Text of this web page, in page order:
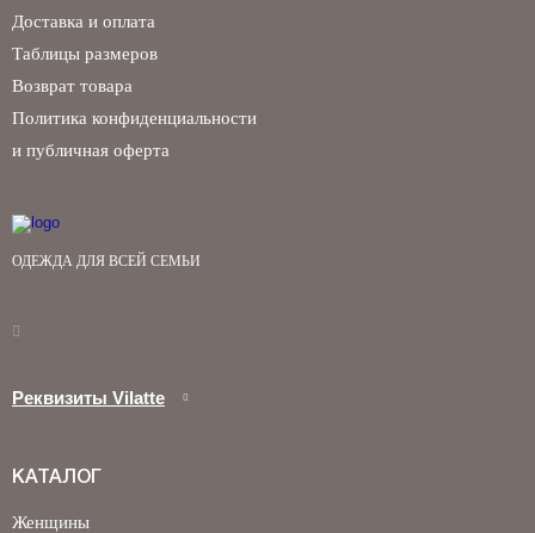
ОДЕЖДА ДЛЯ ВСЕЙ СЕМЬИ
Реквизиты Vilatte
Доставка и оплата
Таблицы размеров
Возврат товара
Политика конфиденциальности
и публичная оферта
КАТАЛОГ
Женщины